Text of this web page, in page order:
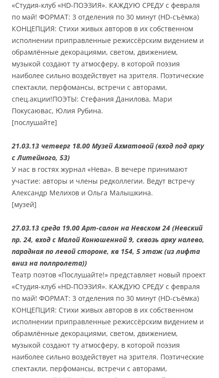
«Студия-клуб «HD-ПОЭЗИЯ». КАЖДУЮ СРЕДУ с февраля
по май! ФОРМАТ: 3 отделения по 30 минут (HD-съёмка)
КОНЦЕПЦИЯ: Стихи живых авторов в их собственном
исполнении приправленные режиссёрским видением и
обрамлённые декорациями, светом, движением,
музыкой создают ту атмосферу, в которой поэзия
наиболее сильно воздействует на зрителя. Поэтические
спектакли, перфомансы, встречи с авторами,
спец.акции!ПОЭТЫ: Стефания Данилова, Мари
Покусаювас, Юлия Рубина.
[послушайте]
21.03.13 четверг 18.00 Музей Ахматовой (вход под арку
с Литейного, 53)
У нас в гостях журнал «Нева». В вечере принимают
участие: авторы и члены редколлегии. Ведут встречу
Александр Мелихов и Ольга Малышкина.
[музей]
27.03.13 среда 19.00 Арт-салон на Невском 24 (Невский
пр. 24, вход с Малой Конюшенной 9, сквозь арку налево,
парадная по левой стороне, кв 154, 5 этаж (из лифта
вниз на полпролета))
Театр поэтов «Послушайте!» представляет новый проект
«Студия-клуб «HD-ПОЭЗИЯ». КАЖДУЮ СРЕДУ с февраля
по май! ФОРМАТ: 3 отделения по 30 минут (HD-съёмка)
КОНЦЕПЦИЯ: Стихи живых авторов в их собственном
исполнении приправленные режиссёрским видением и
обрамлённые декорациями, светом, движением,
музыкой создают ту атмосферу, в которой поэзия
наиболее сильно воздействует на зрителя. Поэтические
спектакли, перфомансы, встречи с авторами,